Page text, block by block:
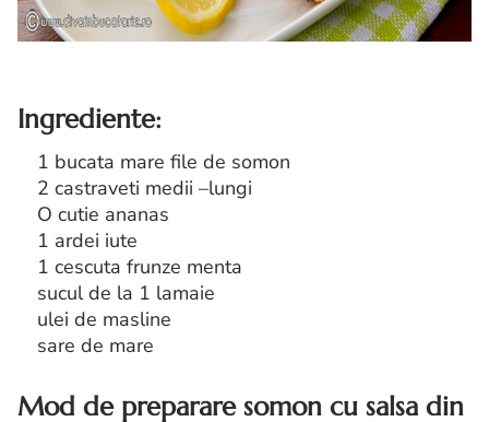
Ingrediente:
1 bucata mare file de somon
2 castraveti medii –lungi
O cutie ananas
1 ardei iute
1 cescuta frunze menta
sucul de la 1 lamaie
ulei de masline
sare de mare
Mod de preparare somon cu salsa din